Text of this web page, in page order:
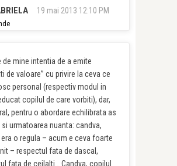
19 mai 2013 12:10 PM
de mine intentia de a emite
de valoare” cu privire la ceva ce
personal (respectiv modul in
copilul de care vorbiti), dar,
pentru o abordare echilibrata as
si urmatoarea nuanta: candva,
o regula – acum e ceva foarte
– respectul fata de dascal,
fata de ceilalti… Candva, copilul